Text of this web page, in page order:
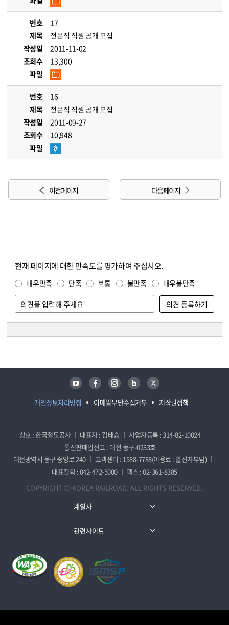
번호
17
제목
전문직 직원 공개 모집
작성일
2011-11-02
조회수
13,300
파일
번호
16
제목
전문직 직원 공개 모집
작성일
2011-09-27
조회수
10,948
파일
이전 페이지 다음 페이지
현재 페이지에 대한 만족도를 평가하여 주십시오.
매우만족 만족 보통 불만족 매우불만족
개인정보처리방침 이메일무단수집거부 저작권정책
유튜브 페이스북 인스타그램 블로그 트위터
상호 : 한국철도공사 대표자 : 김태승
사업자등록 : 314-82-10024
통신판매업신고 : 대전 동구-0233호
대전광역시 동구 중앙로 240
고객센터 : 1588-7788(이용료 : 발신자부담)
대표전화 : 042-472-5000
팩스 : 02-361-8385
COPYRIGHT ⓒ KOREA RAILROAD. ALL RIGHTS RESERVED.
계열사
관련사이트